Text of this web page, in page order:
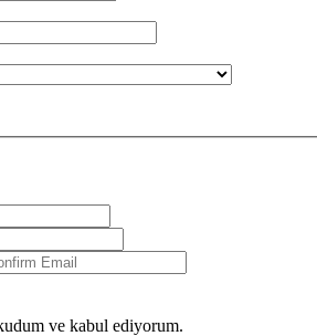
ve kabul ediyorum.